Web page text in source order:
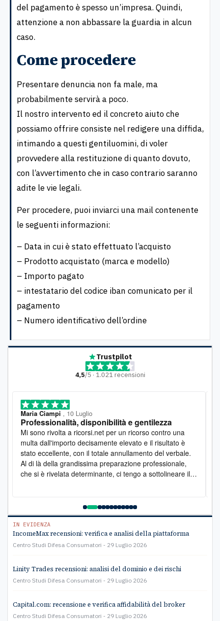
del pagamento è spesso un’impresa. Quindi,
attenzione a non abbassare la guardia in alcun
caso.
Come procedere
Presentare denuncia non fa male, ma
probabilmente servirà a poco.
Il nostro intervento ed il concreto aiuto che
possiamo offrire consiste nel redigere una diffida,
intimando a questi gentiluomini, di voler
provvedere alla restituzione di quanto dovuto,
con l’avvertimento che in caso contrario saranno
adite le vie legali.
Per procedere, puoi inviarci una mail contenente
le seguenti informazioni:
– Data in cui è stato effettuato l’acquisto
– Prodotto acquistato (marca e modello)
– Importo pagato
– intestatario del codice iban comunicato per il
pagamento
– Numero identificativo dell’ordine
Trustpilot
4,5/5 · 1.021 recensioni
Maria Ciampi , 10 Luglio
Professionalità, disponibilità e gentilezza
Mi sono rivolta a ricorsi.net per un ricorso contro una
multa dall'importo decisamente elevato e il risultato è
stato eccellente, con il totale annullamento del verbale.
Al di là della grandissima preparazione professionale,
che si è rivelata determinante, ci tengo a sottolineare il
IN EVIDENZA
IncomeMax recensioni: verifica e analisi della piattaforma
Centro Studi Difesa Consumatori 29 Luglio 2026
Linity Trades recensioni: analisi del dominio e dei rischi
Centro Studi Difesa Consumatori 29 Luglio 2026
Capital.com: recensione e verifica affidabilità del broker
Centro Studi Difesa Consumatori 29 Luglio 2026